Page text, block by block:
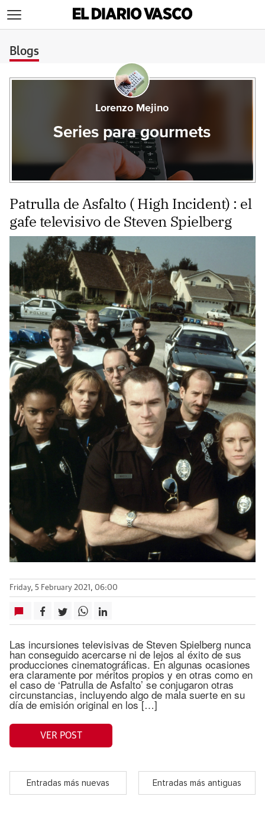
Blogs
Lorenzo Mejino
Series para gourmets
Patrulla de Asfalto ( High Incident) : el
gafe televisivo de Steven Spielberg
Friday, 5 February 2021, 06:00
Las incursiones televisivas de Steven Spielberg nunca
han conseguido acercarse ni de lejos al éxito de sus
producciones cinematográficas. En algunas ocasiones
era claramente por méritos propios y en otras como en
el caso de ‘Patrulla de Asfalto’ se conjugaron otras
circunstancias, incluyendo algo de mala suerte en su
día de emisión original en los […]
VER POST
Entradas más nuevas Entradas más antiguas